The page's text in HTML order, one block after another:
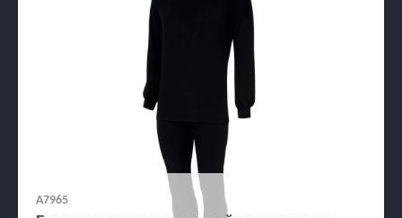
А7965